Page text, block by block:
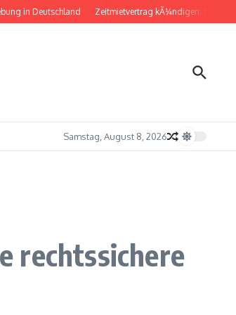
Deutschland Zeitmietvertrag kÃ¼ndigen: Musterbrief
Samstag, August 8, 2026
rechtssichere